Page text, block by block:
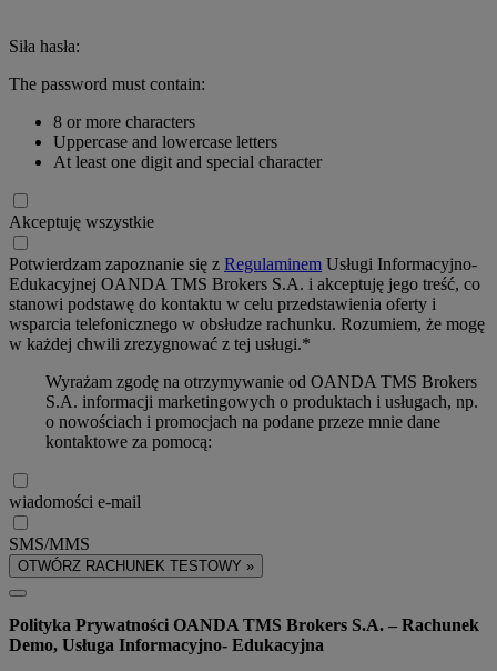
Siła hasła:
The password must contain:
8 or more characters
Uppercase and lowercase letters
At least one digit and special character
Akceptuję wszystkie
Potwierdzam zapoznanie się z Regulaminem Usługi Informacyjno-
Edukacyjnej OANDA TMS Brokers S.A. i akceptuję jego treść, co
stanowi podstawę do kontaktu w celu przedstawienia oferty i
wsparcia telefonicznego w obsłudze rachunku. Rozumiem, że mogę
w każdej chwili zrezygnować z tej usługi.*
Wyrażam zgodę na otrzymywanie od OANDA TMS Brokers
S.A. informacji marketingowych o produktach i usługach, np.
o nowościach i promocjach na podane przeze mnie dane
kontaktowe za pomocą:
wiadomości e-mail
SMS/MMS
OTWÓRZ RACHUNEK TESTOWY »
Polityka Prywatności OANDA TMS Brokers S.A. – Rachunek
Demo, Usługa Informacyjno- Edukacyjna